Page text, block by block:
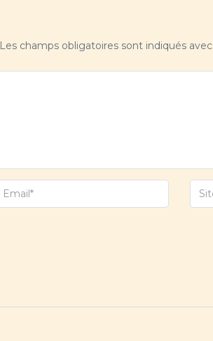
Les champs obligatoires sont indiqués avec